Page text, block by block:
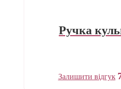
Ручка
Залишити відгук